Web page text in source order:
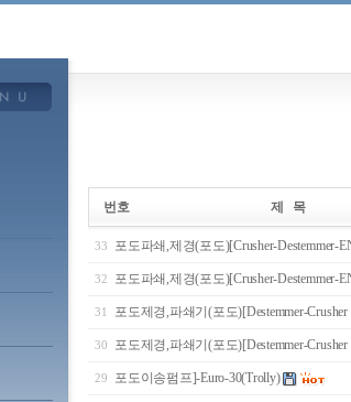
번호 제 목
33 포도파쇄,제경(포도)[Crusher-Destemmer-
32 포도파쇄,제경(포도)[Crusher-Destemmer-
31 포도제경,파쇄기(포도)[Destemmer-
30 포도제경,파쇄기(포도)[Destemmer-
29 포도이송펌프]-Euro-30(Trolly)